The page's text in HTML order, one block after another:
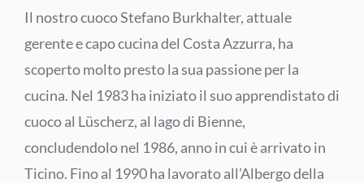
Il nostro cuoco Stefano Burkhalter, attuale
gerente e capo cucina del Costa Azzurra, ha
scoperto molto presto la sua passione per la
cucina. Nel 1983 ha iniziato il suo apprendistato di
cuoco al Lüscherz, al lago di Bienne,
concludendolo nel 1986, anno in cui è arrivato in
Ticino. Fino al 1990 ha lavorato all’Albergo della